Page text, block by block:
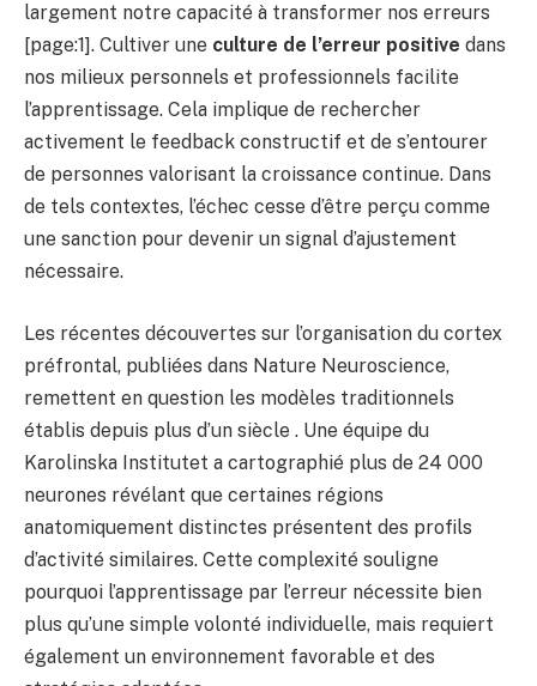
largement notre capacité à transformer nos erreurs
[page:1]. Cultiver une culture de l’erreur positive dans
nos milieux personnels et professionnels facilite
l’apprentissage. Cela implique de rechercher
activement le feedback constructif et de s’entourer
de personnes valorisant la croissance continue. Dans
de tels contextes, l’échec cesse d’être perçu comme
une sanction pour devenir un signal d’ajustement
nécessaire.
Les récentes découvertes sur l’organisation du cortex
préfrontal, publiées dans Nature Neuroscience,
remettent en question les modèles traditionnels
établis depuis plus d’un siècle . Une équipe du
Karolinska Institutet a cartographié plus de 24 000
neurones révélant que certaines régions
anatomiquement distinctes présentent des profils
d’activité similaires. Cette complexité souligne
pourquoi l’apprentissage par l’erreur nécessite bien
plus qu’une simple volonté individuelle, mais requiert
également un environnement favorable et des